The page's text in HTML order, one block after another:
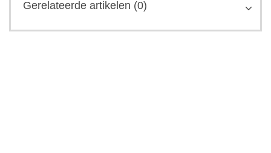
Gerelateerde artikelen (0)